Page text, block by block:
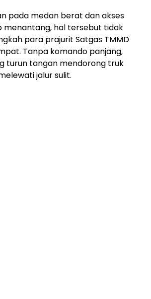
pada medan berat dan akses
menantang, hal tersebut tidak
para prajurit Satgas TMMD
Tanpa komando panjang,
turun tangan mendorong truk
jalur sulit.